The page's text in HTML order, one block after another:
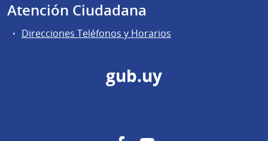
Atención Ciudadana
Direcciones Teléfonos y Horarios
gub.uy